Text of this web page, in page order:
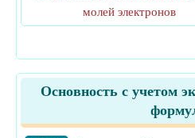
молей электронов
Основность с учетом